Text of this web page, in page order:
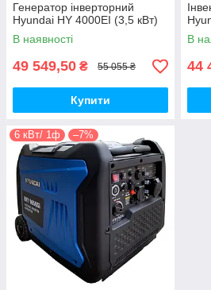
Генератор інверторний
Hyundai HY 4000EI (3,5 кВт)
В наявності
49 549,50 ₴ 55 055 ₴
Купити
В
44
6 кВт/ 1ф –7%